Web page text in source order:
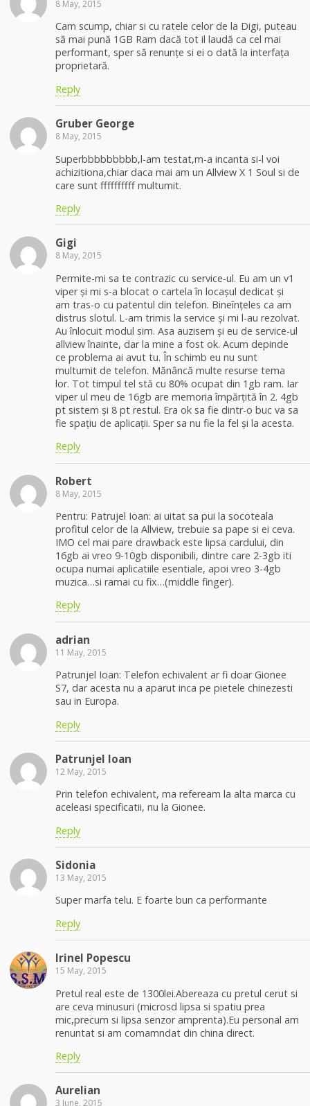
8 May, 2015
Cam scump, chiar si cu ratele celor de la Digi, puteau
să mai pună 1GB Ram dacă tot il laudă ca cel mai
performant, sper să renunțe si ei o dată la interfața
proprietară.
Reply
Gruber George
8 May, 2015
Superbbbbbbbbb,l-am testat,m-a incanta si-l voi
achizitiona,chiar daca mai am un Allview X 1 Soul si de
care sunt ffffffffff multumit.
Reply
Gigi
8 May, 2015
Permite-mi sa te contrazic cu service-ul. Eu am un v1
viper și mi s-a blocat o cartela în locașul dedicat și
am tras-o cu patentul din telefon. Bineînțeles ca am
distrus slotul. L-am trimis la service și mi l-au rezolvat.
Au înlocuit modul sim. Asa auzisem și eu de service-ul
allview înainte, dar la mine a fost ok. Acum depinde
ce problema ai avut tu. În schimb eu nu sunt
multumit de telefon. Mănâncă multe resurse tema
lor. Tot timpul tel stă cu 80% ocupat din 1gb ram. Iar
viper ul meu de 16gb are memoria împărțită în 2. 4gb
pt sistem și 8 pt restul. Era ok sa fie dintr-o buc va sa
fie spațiu de aplicații. Sper sa nu fie la fel și la acesta.
Reply
Robert
8 May, 2015
Pentru: Patrujel Ioan: ai uitat sa pui la socoteala
profitul celor de la Allview, trebuie sa pape si ei ceva.
IMO cel mai pare drawback este lipsa cardului, din
16gb ai vreo 9-10gb disponibili, dintre care 2-3gb iti
ocupa numai aplicatiile esentiale, apoi vreo 3-4gb
muzica…si ramai cu fix…(middle finger).
Reply
adrian
11 May, 2015
Patrunjel Ioan: Telefon echivalent ar fi doar Gionee
S7, dar acesta nu a aparut inca pe pietele chinezesti
sau in Europa.
Reply
Patrunjel Ioan
12 May, 2015
Prin telefon echivalent, ma refeream la alta marca cu
aceleasi specificatii, nu la Gionee.
Reply
Sidonia
13 May, 2015
Super marfa telu. E foarte bun ca performante
Reply
Irinel Popescu
15 May, 2015
Pretul real este de 1300lei.Abereaza cu pretul cerut si
are ceva minusuri (microsd lipsa si spatiu prea
mic,precum si lipsa senzor amprenta).Eu personal am
renuntat si am comamndat din china direct.
Reply
Aurelian
3 June, 2015